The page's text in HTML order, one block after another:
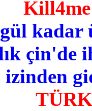
Kill4me
kadar
çin'de
TÜRK